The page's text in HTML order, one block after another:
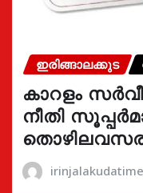
ഇരിങ്ങാലക്കുട
കാറളം
നീതി